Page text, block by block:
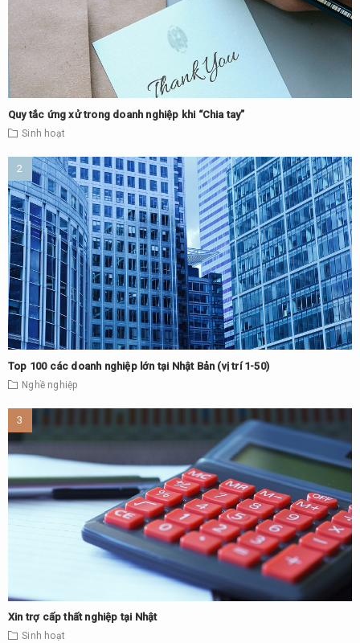
Quy tắc ứng xử trong doanh nghiệp khi “Chia tay”
Sinh hoạt
Top 100 các doanh nghiệp lớn tại Nhật Bản (vị trí 1-50)
Nghề nghiệp
Xin trợ cấp thất nghiệp tại Nhật
Sinh hoạt